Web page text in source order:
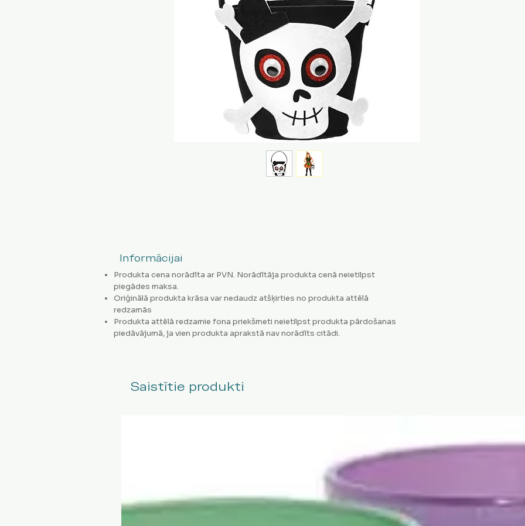
Informācijai
Produkta cena norādīta ar PVN. Norādītāja produkta cenā neietilpst
piegādes maksa.
Oriģinālā produkta krāsa var nedaudz atšķirties no produkta attēlā
redzamās
Produkta attēlā redzamie fona priekšmeti neietilpst produkta pārdošanas
piedāvājumā, ja vien produkta aprakstā nav norādīts citādi.
Saistītie produkti